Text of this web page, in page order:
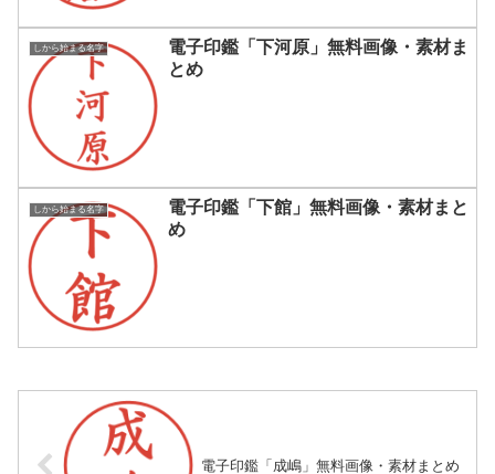
しから始まる名字
電子印鑑「下河原」無料画像・素材ま
とめ
しから始まる名字
電子印鑑「下館」無料画像・素材まと
め
電子印鑑「成嶋」無料画像・素材まとめ